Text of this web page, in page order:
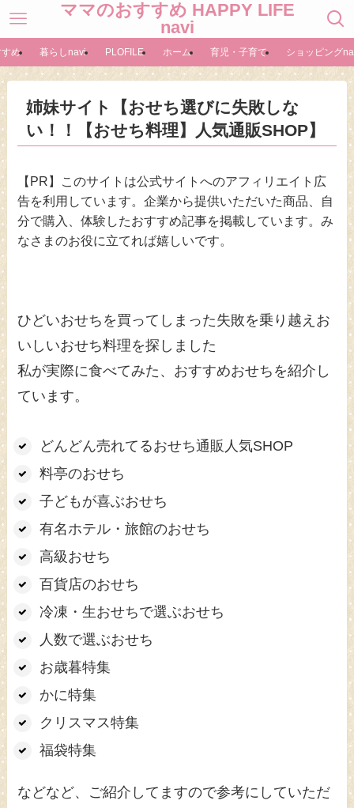
ママのおすすめ HAPPY LIFE
navi
め 暮らしnavi PLOFILE ホーム 育児・子育て ショッピング
姉妹サイト【おせち選びに失敗しな
い！！【おせち料理】人気通販SHOP】
【PR】このサイトは公式サイトへのアフィリエイト広
告を利用しています。企業から提供いただいた商品、自
分で購入、体験したおすすめ記事を掲載しています。み
なさまのお役に立てれば嬉しいです。
ひどいおせちを買ってしまった失敗を乗り越えお
いしいおせち料理を探しました
私が実際に食べてみた、おすすめおせちを紹介し
ています。
どんどん売れてるおせち通販人気SHOP
料亭のおせち
子どもが喜ぶおせち
有名ホテル・旅館のおせち
高級おせち
百貨店のおせち
冷凍・生おせちで選ぶおせち
人数で選ぶおせち
お歳暮特集
かに特集
クリスマス特集
福袋特集
などなど、ご紹介してますので参考にしていただ